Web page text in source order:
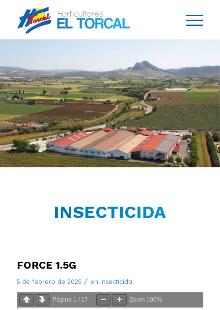
INSECTICIDA
FORCE 1.5G
5 de febrero de 2025 / en Insecticida
Página 1 / 17 Zoom 100%